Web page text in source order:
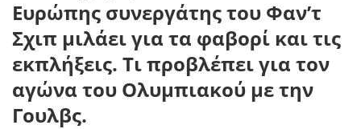
Ευρώπης συνεργάτης του Φαν’τ
Σχιπ μιλάει για τα φαβορί και τις
εκπλήξεις. Τι προβλέπει για τον
αγώνα του Ολυμπιακού με την
Γουλβς.